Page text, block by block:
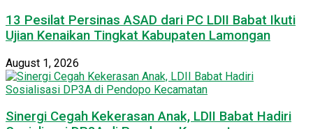
13 Pesilat Persinas ASAD dari PC LDII Babat Ikuti
Ujian Kenaikan Tingkat Kabupaten Lamongan
August 1, 2026
Sinergi Cegah Kekerasan Anak, LDII Babat Hadiri